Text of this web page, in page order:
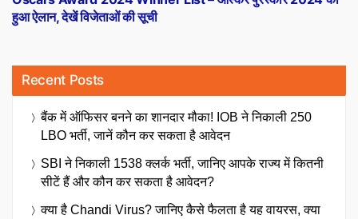
हुआ ऐलान, देखें विजेताओं की सूची
Recent Posts
बैंक में ऑफिसर बनने का शानदार मौका! IOB ने निकाली 250
LBO भर्ती, जानें कौन कर सकता है आवेदन
SBI ने निकाली 1538 क्लर्क भर्ती, जानिए आपके राज्य में कितनी
सीटें हैं और कौन कर सकता है आवेदन?
क्या है Chandi Virus? जानिए कैसे फैलता है यह वायरस, क्या